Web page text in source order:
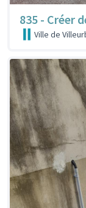
835 - Créer
Ville de